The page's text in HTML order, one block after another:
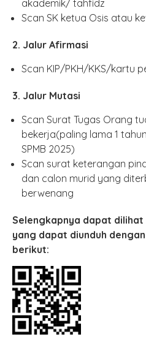
akademik/ tahfidz
Scan SK ketua Osis atau
2. Jalur Afirmasi
Scan KIP/PKH/KKS/kartu
3. Jalur Mutasi
Scan Surat Tugas Orang
bekerja(paling lama 1
SPMB 2025)
Scan surat keterangan
dan calon murid yang
berwenang
Selengkapnya dapat dilihat
yang dapat diunduh
berikut: